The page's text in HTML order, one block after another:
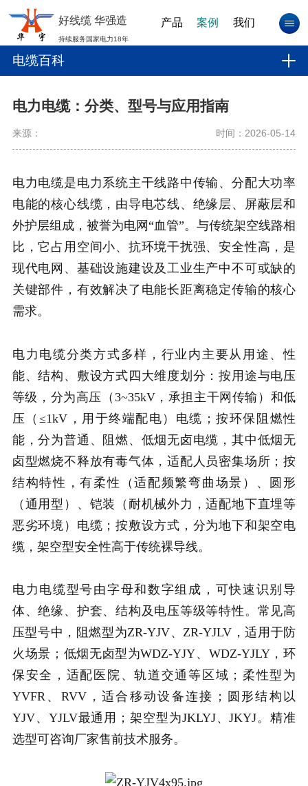
好线缆 华强造
持续服务国家电力18年
产品 案例 我们
电缆百科
电力电缆：分类、型号与应用指南
来源： 时间：2026-05-14
电力电缆是电力系统主干线路中传输、分配大功率
电能的核心线缆，由导电芯线、绝缘层、屏蔽层和
外护层组成，被誉为电网“血管”。与传统架空线路相
比，它占用空间小、抗环境干扰强、安全性高，是
现代电网、基础设施建设及工业生产中不可或缺的
关键部件，有效解决了电能长距离稳定传输的核心
需求。
电力电缆分类方式多样，行业内主要从用途、性
能、结构、敷设方式四大维度划分：按用途与电压
等级，分为高压（3~35kV，承担主干网传输）和低
压（≤1kV，用于终端配电）电缆；按环保阻燃性
能，分为普通、阻燃、低烟无卤电缆，其中低烟无
卤型燃烧不释放有毒气体，适配人员密集场所；按
结构特性，有柔性（适配频繁弯曲场景）、圆形
（通用型）、铠装（耐机械外力，适配地下直埋等
恶劣环境）电缆；按敷设方式，分为地下和架空电
缆，架空型安全性高于传统裸导线。
电力电缆型号由字母和数字组成，可快速识别导
体、绝缘、护套、结构及电压等级等特性。常见高
压型号中，阻燃型为ZR-YJV、ZR-YJLV，适用于防
火场景；低烟无卤型为WDZ-YJY、WDZ-YJLY，环
保安全，适配医院、轨道交通等区域；柔性型为
YVFR、RVV，适合移动设备连接；圆形结构以
YJV、YJLV最通用；架空型为JKLYJ、JKYJ。精准
选型可咨询厂家售前技术服务。